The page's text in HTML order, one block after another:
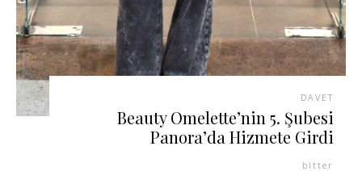
DAVET
Beauty Omelette’nin 5. Şubesi
Panora’da Hizmete Girdi
bitter